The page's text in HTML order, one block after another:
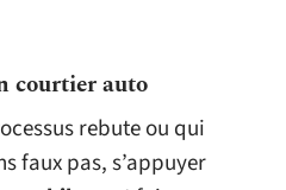
courtier auto
rebute ou qui
faux pas, s’appuyer